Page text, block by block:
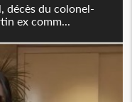
décès du colonel-
ex comm...